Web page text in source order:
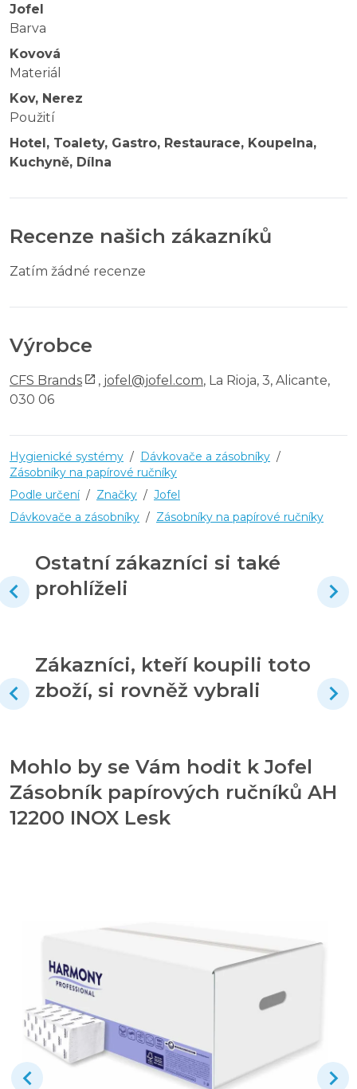
Jofel
Barva
Kovová
Materiál
Kov, Nerez
Použití
Hotel, Toalety, Gastro, Restaurace, Koupelna,
Kuchyně, Dílna
Recenze našich zákazníků
Zatím žádné recenze
Výrobce
CFS Brands , jofel@jofel.com, La Rioja, 3, Alicante,
030 06
Hygienické systémy / Dávkovače a zásobníky /
Zásobníky na papírové ručníky
Podle určení / Značky / Jofel
Dávkovače a zásobníky / Zásobníky na papírové ručníky
Ostatní zákazníci si také
prohlíželi
Zákazníci, kteří koupili toto
zboží, si rovněž vybrali
Mohlo by se Vám hodit k Jofel
Zásobník papírových ručníků AH
12200 INOX Lesk